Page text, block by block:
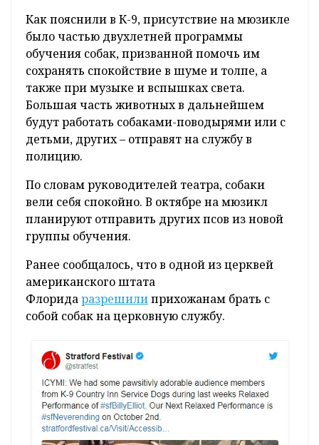
Как пояснили в К-9, присутствие на мюзикле
было частью двухлетней программы
обучения собак, призванной помочь им
сохранять спокойствие в шуме и толпе, а
также при музыке и вспышках света.
Большая часть животных в дальнейшем
будут работать собаками-поводырями или с
детьми, других – отправят на службу в
полицию.
По словам руководителей театра, собаки
вели себя спокойно. В октябре на мюзикл
планируют отправить других псов из новой
группы обучения.
Ранее сообщалось, что в одной из церквей
американского штата
Флоридаразрешилиприхожанам брать с
собой собак на церковную службу.